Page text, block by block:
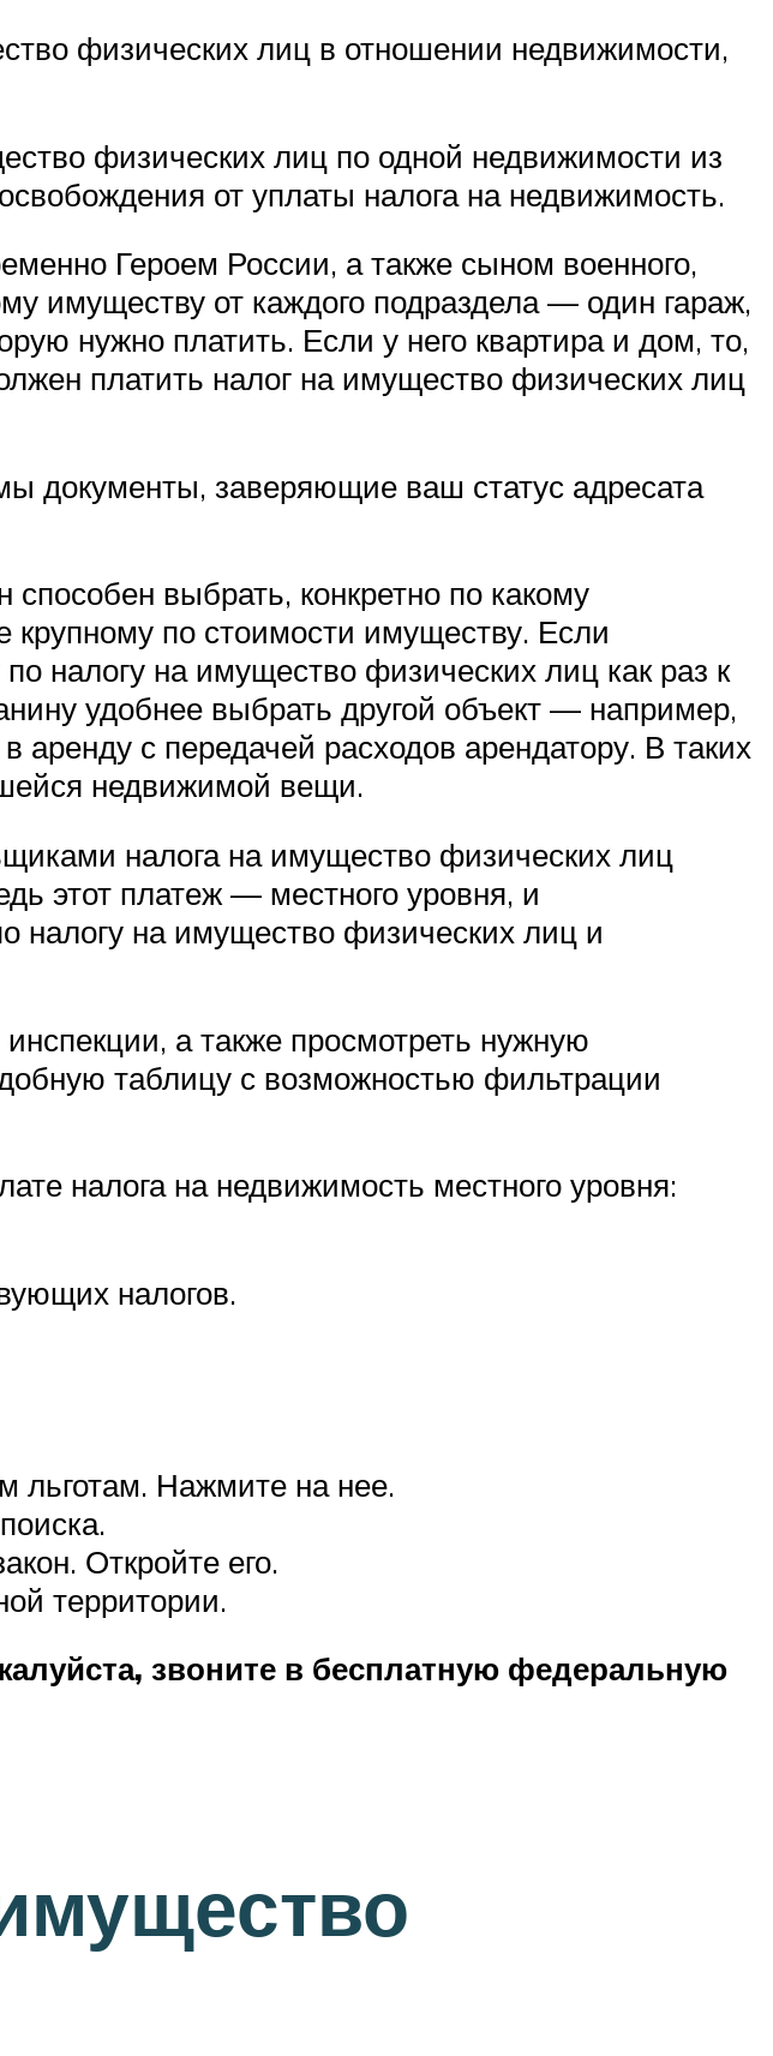
физических лиц в отношении недвижимости,
физических лиц по одной недвижимости из
от уплаты налога на недвижимость.
Героем России, а также сыном военного,
имуществу от каждого подраздела — один гараж,
нужно платить. Если у него квартира и дом, то,
платить налог на имущество физических лиц
документы, заверяющие ваш статус адресата
выбрать, конкретно по какому
по стоимости имуществу. Если
налогу на имущество физических лиц как раз к
удобнее выбрать другой объект — например,
с передачей расходов арендатору. В таких
недвижимой вещи.
налога на имущество физических лиц
этот платеж — местного уровня, и
налогу на имущество физических лиц и
а также просмотреть нужную
таблицу с возможностью фильтрации
налога на недвижимость местного уровня:
налогов.
льготам. Нажмите на нее.
Откройте его.
территории.
звоните в бесплатную федеральную